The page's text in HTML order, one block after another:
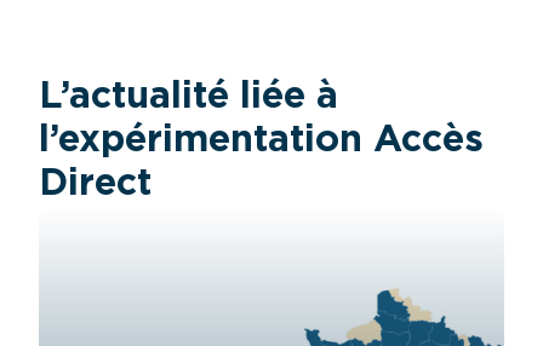
L’actualité liée à
l’expérimentation Accès
Direct